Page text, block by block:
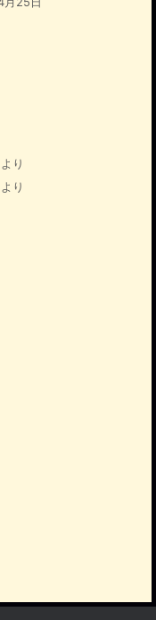
より
より